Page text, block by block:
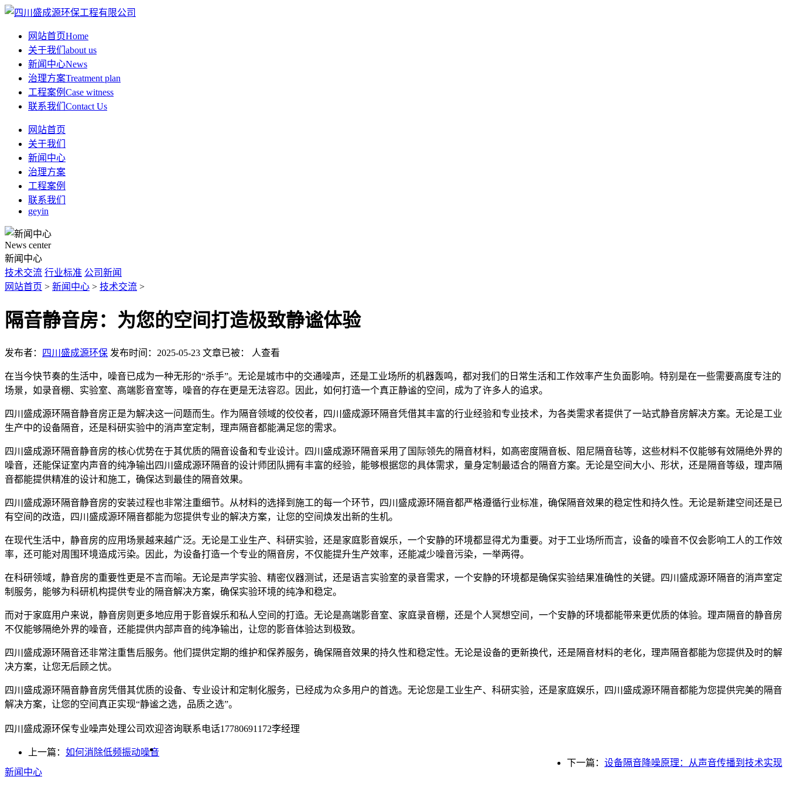
网站首页Home
关于我们 about us
新闻中心News
治理方案Treatment plan
工程案例 Case witness
联系我们 Contact Us
网站首页
关于我们
新闻中心
治理方案
工程案例
联系我们
geyin
News center
新闻中心
技术交流 行业标准 公司新闻
网站首页 > 新闻中心 > 技术交流 >
隔音静音房：为您的空间打造极致静谧体验
发布者： 四川盛成源环保 发布时间：2025-05-23 文章已被： 人查看
在当今快节奏的生活中，噪音已成为一种无形的“杀手”。无论是城市中的交通噪声，还是工业场所的机器轰鸣，都对我们的日常生活和工作效率产生负面影响。特别是在一些需要高度专注的
场景，如录音棚、实验室、高端影音室等，噪音的存在更是无法容忍。因此，如何打造一个真正静谧的空间，成为了许多人的追求。
四川盛成源环隔音静音房正是为解决这一问题而生。作为隔音领域的佼佼者，四川盛成源环隔音凭借其丰富的行业经验和专业技术，为各类需求者提供了一站式静音房解决方案。无论是工业
生产中的设备隔音，还是科研实验中的消声室定制，理声隔音都能满足您的需求。
四川盛成源环隔音静音房的核心优势在于其优质的隔音设备和专业设计。四川盛成源环隔音采用了国际领先的隔音材料，如高密度隔音板、阻尼隔音毡等，这些材料不仅能够有效隔绝外界的
噪音，还能保证室内声音的纯净输出四川盛成源环隔音的设计师团队拥有丰富的经验，能够根据您的具体需求，量身定制最适合的隔音方案。无论是空间大小、形状，还是隔音等级，理声隔
音都能提供精准的设计和施工，确保达到最佳的隔音效果。
四川盛成源环隔音静音房的安装过程也非常注重细节。从材料的选择到施工的每一个环节，四川盛成源环隔音都严格遵循行业标准，确保隔音效果的稳定性和持久性。无论是新建空间还是已
有空间的改造，四川盛成源环隔音都能为您提供专业的解决方案，让您的空间焕发出新的生机。
在现代生活中，静音房的应用场景越来越广泛。无论是工业生产、科研实验，还是家庭影音娱乐，一个安静的环境都显得尤为重要。对于工业场所而言，设备的噪音不仅会影响工人的工作效
率，还可能对周围环境造成污染。因此，为设备打造一个专业的隔音房，不仅能提升生产效率，还能减少噪音污染，一举两得。
在科研领域，静音房的重要性更是不言而喻。无论是声学实验、精密仪器测试，还是语言实验室的录音需求，一个安静的环境都是确保实验结果准确性的关键。四川盛成源环隔音的消声室定
制服务，能够为科研机构提供专业的隔音解决方案，确保实验环境的纯净和稳定。
而对于家庭用户来说，静音房则更多地应用于影音娱乐和私人空间的打造。无论是高端影音室、家庭录音棚，还是个人冥想空间，一个安静的环境都能带来更优质的体验。理声隔音的静音房
不仅能够隔绝外界的噪音，还能提供内部声音的纯净输出，让您的影音体验达到极致。
四川盛成源环隔音还非常注重售后服务。他们提供定期的维护和保养服务，确保隔音效果的持久性和稳定性。无论是设备的更新换代，还是隔音材料的老化，理声隔音都能为您提供及时的解
决方案，让您无后顾之忧。
四川盛成源环隔音静音房凭借其优质的设备、专业设计和定制化服务，已经成为众多用户的首选。无论您是工业生产、科研实验，还是家庭娱乐，四川盛成源环隔音都能为您提供完美的隔音
解决方案，让您的空间真正实现“静谧之选，品质之选”。
四川盛成源环保专业噪声处理公司欢迎咨询联系电话17780691172李经理
上一篇： 如何消除低频振动噪音
下一篇： 设备隔音降噪原理：从声音传播到技术实现
新闻中心